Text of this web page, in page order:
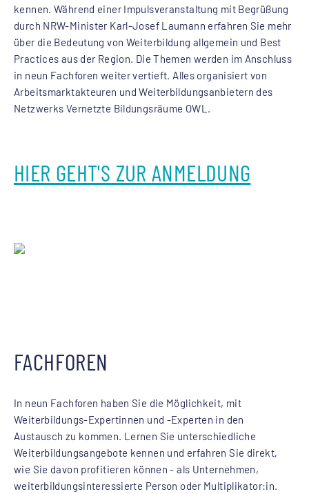
kennen. Während einer Impulsveranstaltung mit Begrüßung
durch NRW-Minister Karl-Josef Laumann erfahren Sie mehr
über die Bedeutung von Weiterbildung allgemein und Best
Practices aus der Region. Die Themen werden im Anschluss
in neun Fachforen weiter vertieft. Alles organisiert von
Arbeitsmarktakteuren und Weiterbildungsanbietern des
Netzwerks Vernetzte Bildungsräume OWL.
HIER GEHT'S ZUR ANMELDUNG
FACHFOREN
In neun Fachforen haben Sie die Möglichkeit, mit
Weiterbildungs-Expertinnen und -Experten in den
Austausch zu kommen. Lernen Sie unterschiedliche
Weiterbildungsangebote kennen und erfahren Sie direkt,
wie Sie davon profitieren können - als Unternehmen,
weiterbildungsinteressierte Person oder Multiplikator:in.